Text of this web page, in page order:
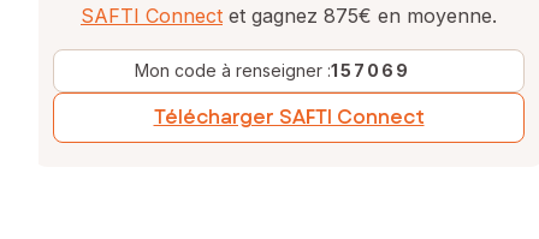
SAFTI Connect et gagnez 875€ en moyenne.
Mon code à renseigner :157069
Télécharger SAFTI Connect